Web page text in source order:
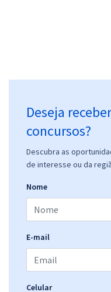
Deseja
concursos?
Descubra as
de interesse ou da
Nome
E-mail
Celular